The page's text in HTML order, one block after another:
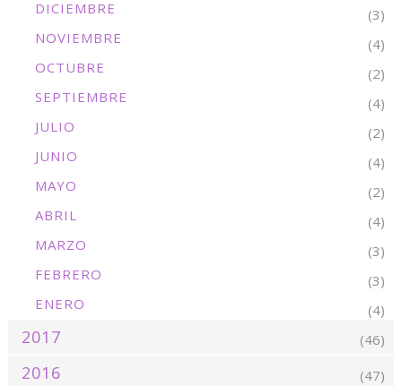
DICIEMBRE
(3)
NOVIEMBRE
(4)
OCTUBRE
(2)
SEPTIEMBRE
(4)
JULIO
(2)
JUNIO
(4)
MAYO
(2)
ABRIL
(4)
MARZO
(3)
FEBRERO
(3)
ENERO
(4)
2017 (46)
2016 (47)